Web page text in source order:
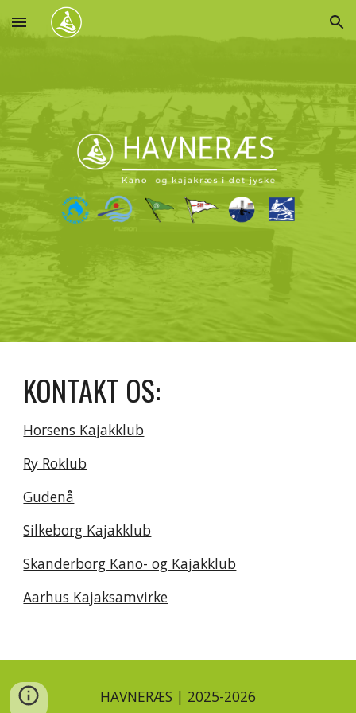
Skip to main content Skip to navigation
KONTAKT OS:
Horsens Kajakklub
Ry Roklub
Gudenå
Silkeborg Kajakklub
Skanderborg Kano- og Kajakklub
Aarhus Kajaksamvirke
HAVNERÆS | 2025-2026